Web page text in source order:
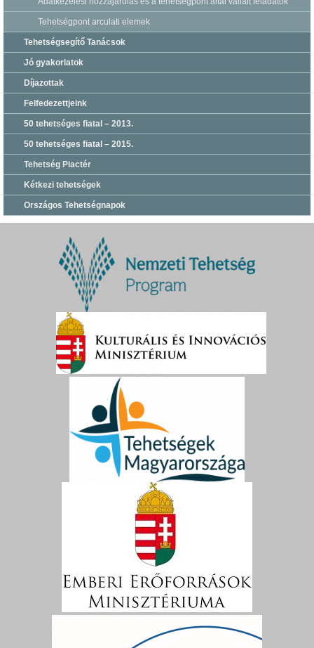
Tehetségpont arculati elemek
Tehetségsegítő Tanácsok
Jó gyakorlatok
Díjazottak
Felfedezettjeink
50 tehetséges fiatal – 2013.
50 tehetséges fiatal – 2015.
Tehetség Piactér
Kétkezi tehetségek
Országos Tehetségnapok